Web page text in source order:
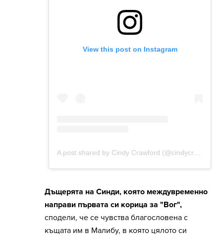
Дъщерята на Синди, която междувременно
направи първата си корица за "Вог",
сподели, че се чувства благословена с
къщата им в Малибу, в която цялото си